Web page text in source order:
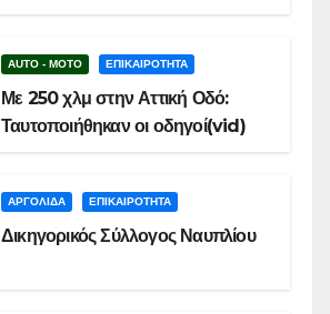
AUTO - MOTO ΕΠΙΚΑΙΡΟΤΗΤΑ
Με 250 χλμ στην Αττική Οδό:
Ταυτοποιήθηκαν οι οδηγοί(vid)
ΑΡΓΟΛΙΔΑ ΕΠΙΚΑΙΡΟΤΗΤΑ
Δικηγορικός Σύλλογος Ναυπλίου